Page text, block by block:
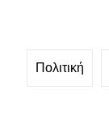
Πολιτική